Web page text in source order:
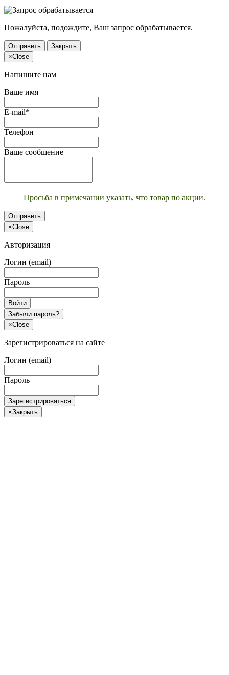
Пожалуйста, подождите, Ваш запрос обрабатывается.
Отправить
Закрыть
×Close
Напишите нам
Ваше имя
E-mail*
Телефон
Ваше сообщение
Просьба в примечании указать, что товар по акции.
Отправить
×Close
Авторизация
Логин (email)
Пароль
Войти
Забыли пароль?
×Close
Зарегистрироваться на сайте
Логин (email)
Пароль
Зарегистрироваться
×Закрыть